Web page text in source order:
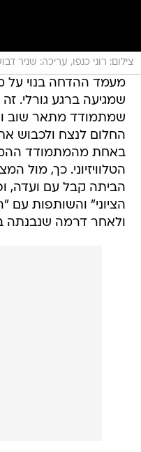
צילום: רוני כנפו, עריכה: שניר
מעמד ההדחה בנוי על
שמגיעה ברגע גורלי.
שמתמודד מתאר שוב
החלום לנצח ולכבוש
באחת מהמתמודד
הטלוויזיוני. כך, מול
הביתה קבל עם ועדה,
הציוני" והשותפות עם
ולאחר דרמה שנבנתה